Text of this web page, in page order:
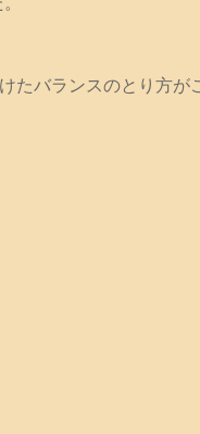
たバランスのとり方が